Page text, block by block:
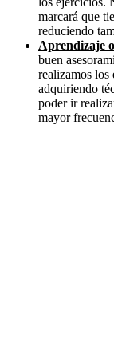
marcará que
reduciendo
Aprendizaje
buen
realizamos los
adquiriendo
poder ir
mayor